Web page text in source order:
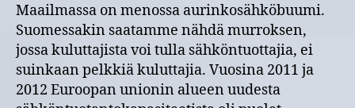
Maailmassa on menossa aurinkosähköbuumi.
Suomessakin saatamme nähdä murroksen,
jossa kuluttajista voi tulla sähköntuottajia, ei
suinkaan pelkkiä kuluttajia. Vuosina 2011 ja
2012 Euroopan unionin alueen uudesta